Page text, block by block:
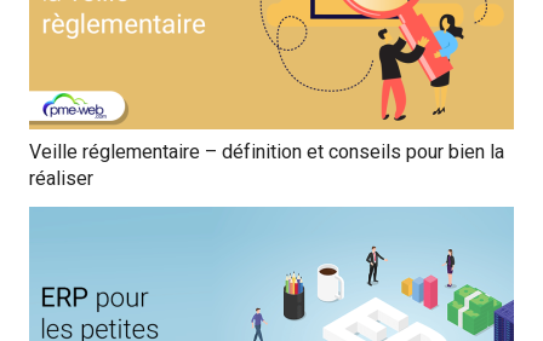
Veille réglementaire – définition et conseils pour bien la
réaliser